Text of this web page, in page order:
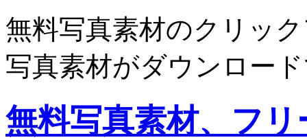
無料写真素材のクリッ
写真素材がダウンロー
無料写真素材、フ